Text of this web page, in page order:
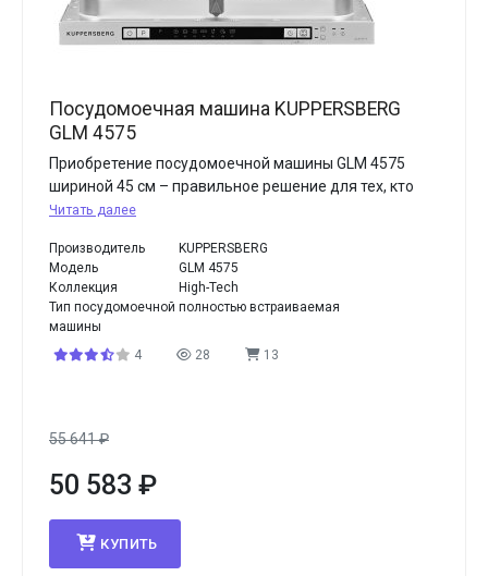
Посудомоечная машина KUPPERSBERG
GLM 4575
Приобретение посудомоечной машины GLM 4575
шириной 45 см – правильное решение для тех, кто
Читать далее
Производитель
KUPPERSBERG
Модель
GLM 4575
Коллекция
High-Tech
Тип посудомоечной
машины
полностью встраиваемая
4 28 13
55 641₽
50 583 ₽
КУПИТЬ